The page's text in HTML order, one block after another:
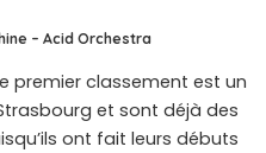
– Acid Orchestra
premier classement est un
et sont déjà des
ont fait leurs débuts